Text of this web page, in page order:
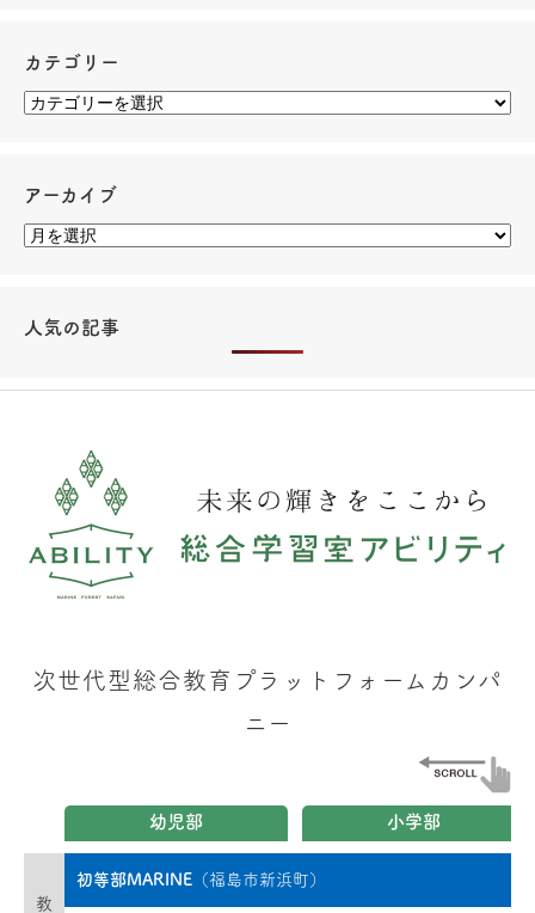
カテゴリー
アーカイブ
人気の記事
次世代型総合教育プラットフォームカンパ
ニー
教
幼児部 小学部
初等部MARINE （福島市新浜町）